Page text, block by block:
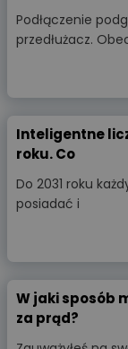
Podłączenie
przedłużacz.
Inteligentne
roku. Co
Do 2031 roku
posiadać i
W jaki sposób
za prąd?